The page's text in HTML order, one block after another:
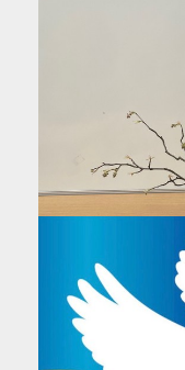
Mittwoch, 19.
Ingelheim,
mehr +
Mittwoch, 19.